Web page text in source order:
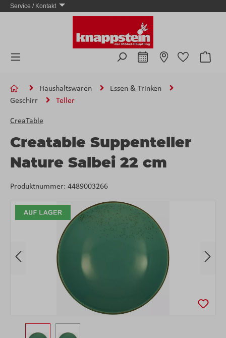
Zum Hauptinhalt springen
Service / Kontakt
Haushaltswaren
Essen & Trinken
Geschirr
Teller
Bildergalerie überspringen
CreaTable
Creatable Suppenteller
Nature Salbei 22 cm
Produktnummer: 4489003266